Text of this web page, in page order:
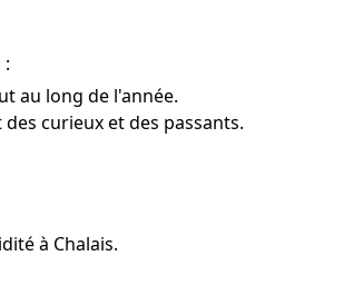
au long de l'année.
curieux et des passants.
à Chalais.